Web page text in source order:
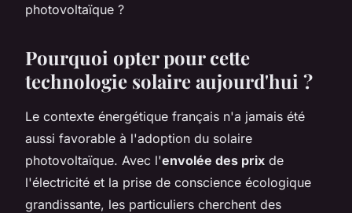
photovoltaïque ?
Pourquoi opter pour cette
technologie solaire aujourd'hui ?
Le contexte énergétique français n'a jamais été
aussi favorable à l'adoption du solaire
photovoltaïque. Avec l'envolée des prix de
l'électricité et la prise de conscience écologique
grandissante, les particuliers cherchent des